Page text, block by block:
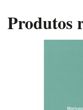
Produtos